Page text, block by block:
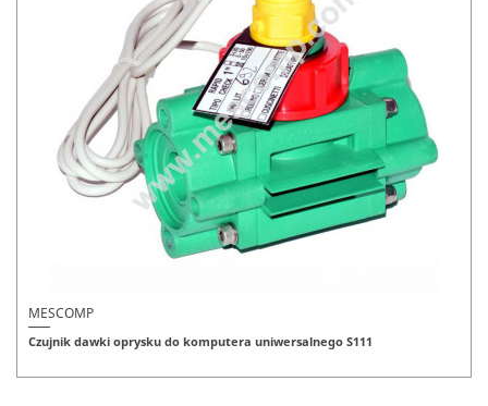
MESCOMP
Czujnik dawki oprysku do komputera uniwersalnego S111